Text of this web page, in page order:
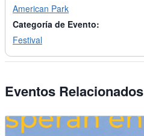
American Park
Categoría de Evento:
Festival
Eventos Relacionados